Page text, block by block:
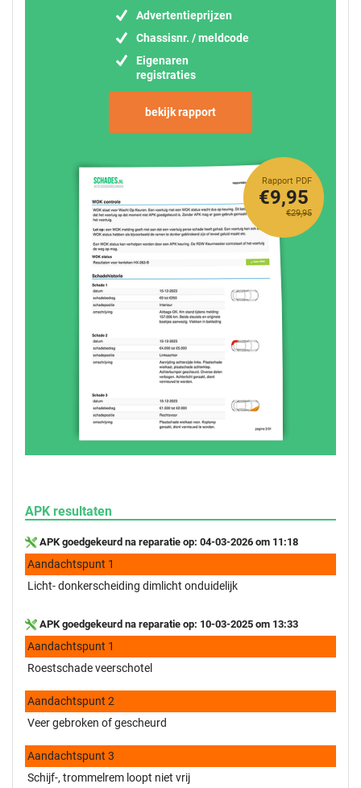
Advertentieprijzen
Chassisnr. / meldcode
Eigenaren
registraties
bekijk rapport
Rapport PDF
€29,95
€9,95
APK resultaten
APK goedgekeurd na reparatie op: 04-03-2026 om 11:18
Aandachtspunt 1
Licht- donkerscheiding dimlicht onduidelijk
APK goedgekeurd na reparatie op: 10-03-2025 om 13:33
Aandachtspunt 1
Roestschade veerschotel
Aandachtspunt 2
Veer gebroken of gescheurd
Aandachtspunt 3
Schijf-, trommelrem loopt niet vrij